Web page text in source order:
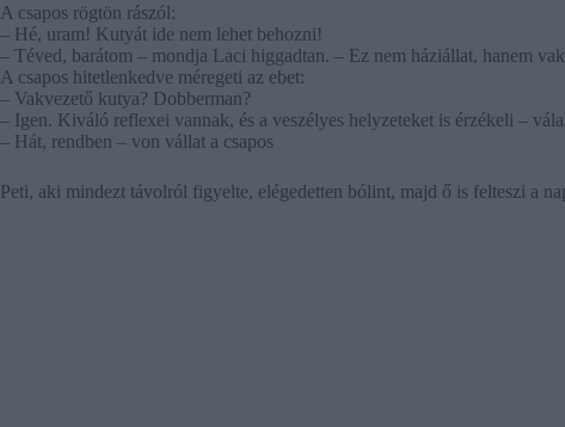
A csapos rögtön rászól:
– Hé, uram! Kutyát ide nem lehet behozni!
– Téved, barátom – mondja Laci higgadtan. – Ez nem háziállat, hanem
A csapos hitetlenkedve méregeti az ebet:
– Vakvezető kutya? Dobberman?
– Igen. Kiváló reflexei vannak, és a veszélyes helyzeteket is érzékeli –
– Hát, rendben – von vállat a csapos
Peti, aki mindezt távolról figyelte, elégedetten bólint, majd ő is felteszi a